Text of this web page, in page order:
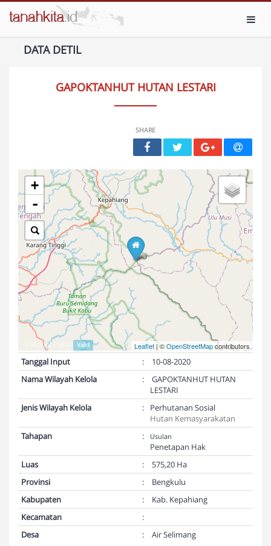
DATA DETIL
GAPOKTANHUT HUTAN LESTARI
SHARE
+
-
Leaflet | ©OpenStreetMapcontributors
Validasi Peta: Valid
Tanggal Input :
10-08-2020
Nama Wilayah Kelola
:
GAPOKTANHUT HUTAN
LESTARI
Jenis Wilayah Kelola
:
Perhutanan Sosial
Hutan Kemasyarakatan
Tahapan
: Usulan
Penetapan Hak
Luas
:
575,20 Ha
Provinsi
:
Bengkulu
Kabupaten
:
Kab. Kepahiang
Kecamatan
:
Desa
: Air Selimang